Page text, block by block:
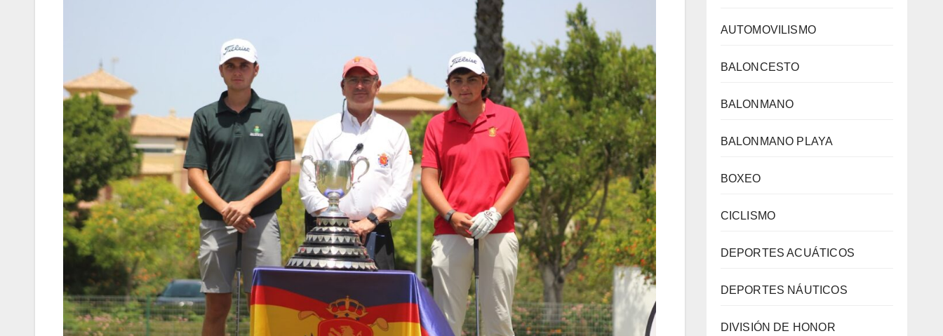
AUTOMOVILISMO
BALONCESTO
BALONMANO
BALONMANO PLAYA
BOXEO
CICLISMO
DEPORTES ACUÁTICOS
DEPORTES NÁUTICOS
DIVISIÓN DE HONOR